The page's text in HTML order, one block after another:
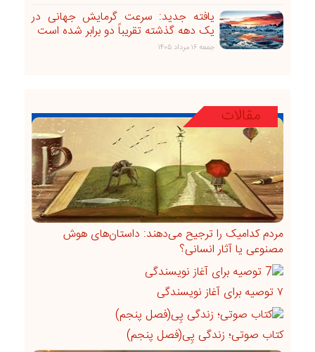
یافته جدید: سرعت گرمایش جهانی در
یک دهه گذشته تقریباً دو برابر شده است
جمعه ۱۶ مرداد ۱۴۰۵
مقالات
مردم کدامیک را ترجیح می‌دهند: داستان‌های هوش
مصنوعی یا آثار انسانی؟
۷ توصیه برای آغاز نویسندگی
کتاب صوتی؛ زندگی پِی(فصل پنجم)